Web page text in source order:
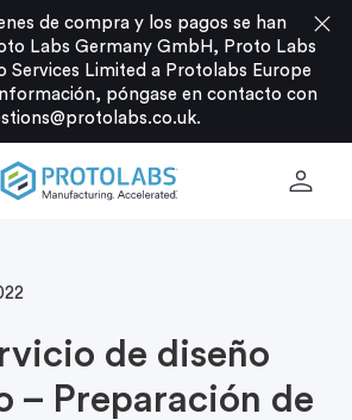
de compra y los pagos se han
Labs Germany GmbH, Proto Labs
Services Limited a Protolabs Europe
póngase en contacto con
.
close
person
de diseño
– Preparación de